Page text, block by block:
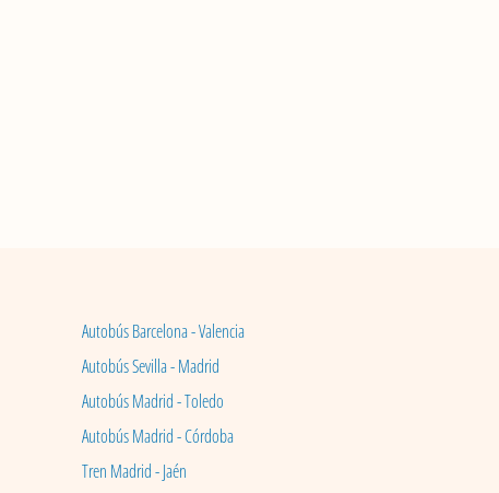
Autobús Barcelona - Valencia
Autobús Sevilla - Madrid
Autobús Madrid - Toledo
Autobús Madrid - Córdoba
Tren Madrid - Jaén